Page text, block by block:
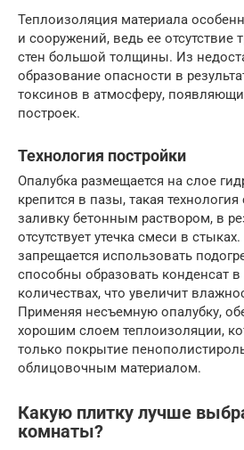
Теплоизоляция материала
и сооружений, ведь ее отсутствие
стен большой толщины. Из
образование опасности в
токсинов в атмосферу,
построек.
Технология постройки
Опалубка размещается на слое
крепится в пазы, такая
заливку бетонным раствором, в
отсутствует утечка смеси в
запрещается использовать
способны образовать конденсат
количествах, что увеличит
Применяя несъемную опалубку,
хорошим слоем теплоизоляции,
только покрытие
облицовочным материалом.
Какую плитку лучше
комнаты?